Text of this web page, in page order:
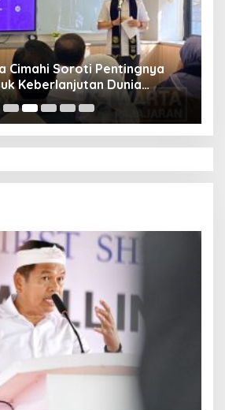
Cimahi Soroti Pentingnya
Keberlanjutan Dunia